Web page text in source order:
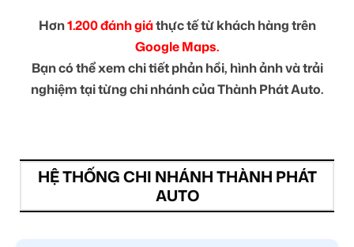
Hơn1.200 đánh giáthực tế từ khách hàng trên
Google Maps.
Bạn có thể xem chi tiết phản hồi, hình ảnh và trải
nghiệm tại từng chi nhánh của Thành Phát Auto.
HỆ THỐNG CHI NHÁNH THÀNH PHÁT
AUTO